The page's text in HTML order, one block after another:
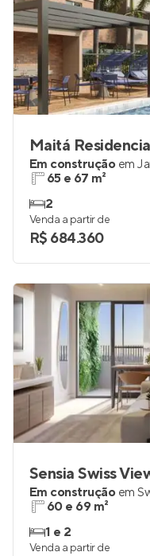
Maitá
Em construção em
65 e 67 m²
2
Venda a partir de
R$ 684.360
Sensia Swiss
Em construção em
60 e 69 m²
1 e 2
Venda a partir de